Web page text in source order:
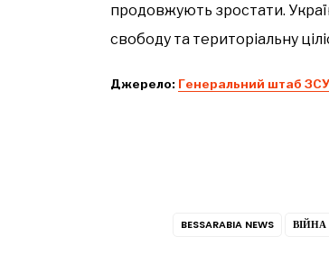
продовжують зростати.
свободу та територіальну
Джерело: Генеральний штаб ЗСУ
BESSARABIA NEWS ВІЙНА